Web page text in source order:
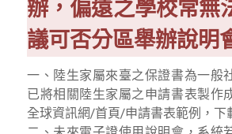
辦，偏遠之學校常無
議可否分區舉辦說明
一、陸生家屬來臺之保證書為一般
已將相關陸生家屬之申請書表製作
全球資訊網/首頁/申請書表範例，下